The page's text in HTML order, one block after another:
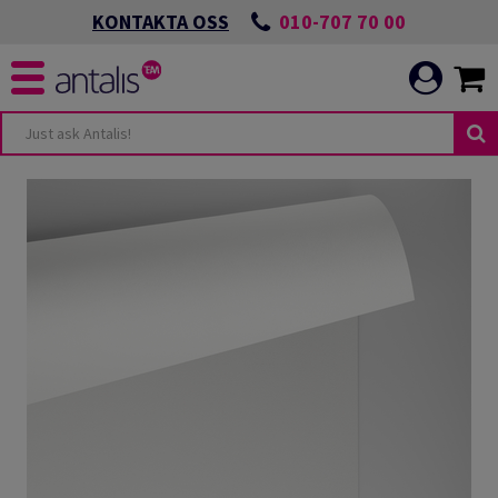
KONTAKTA OSS 010-707 70 00